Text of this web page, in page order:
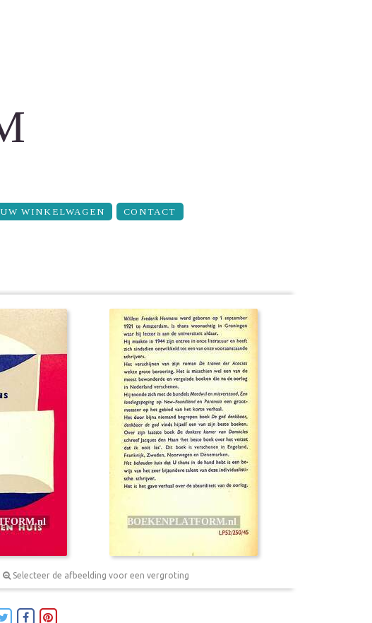
UW WINKELWAGEN CONTACT
Selecteer de afbeelding voor een vergroting